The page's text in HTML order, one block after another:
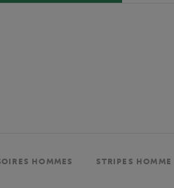
HOMMES STRIPES HOMME